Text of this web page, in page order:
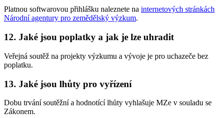
Platnou softwarovou přihlášku naleznete na internetových stránkách
Národní agentury pro zemědělský výzkum.
12. Jaké jsou poplatky a jak je lze uhradit
Veřejná soutěž na projekty výzkumu a vývoje je pro uchazeče bez
poplatku.
13. Jaké jsou lhůty pro vyřízení
Dobu trvání soutěžní a hodnotící lhůty vyhlašuje MZe v souladu se
Zákonem.